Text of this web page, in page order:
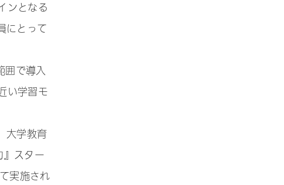
ンとなる
にとって
囲で導入
い学習モ
大学教育
』スター
実施され